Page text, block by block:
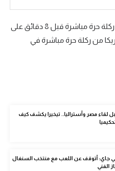
وسجل تيلمان الهدف الثاني من ركلة حرة مباشرة قبل 8 دقائق على
من ركلة حرة مباشرة في
لقاء مصر وأستراليا.. تيخيرا يكشف كيف
جاي: أتوقف عن اللعب مع منتخب السنغال
الفني